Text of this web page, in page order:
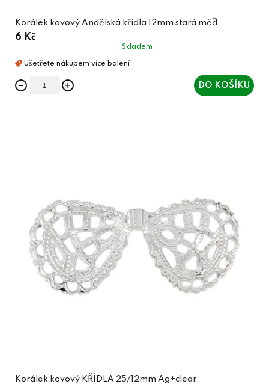
Korálek kovový Andělská křídla 12mm stará měď
6 Kč
Skladem
DO KOŠÍKU
Korálek kovový KŘÍDLA 25/12mm Ag+clear